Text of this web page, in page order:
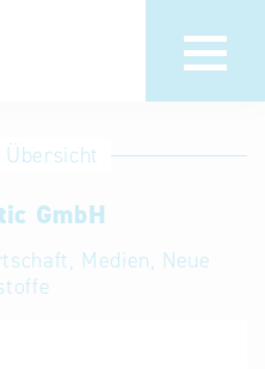
Eintrag
löschen
Aktualisieren
Sie Ihren
GmbH
Medien, Neue